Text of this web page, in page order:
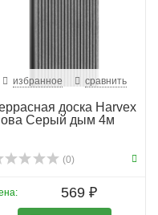
избранное сравнить
доска Harvex
Серый дым 4м
(0)
569 ₽